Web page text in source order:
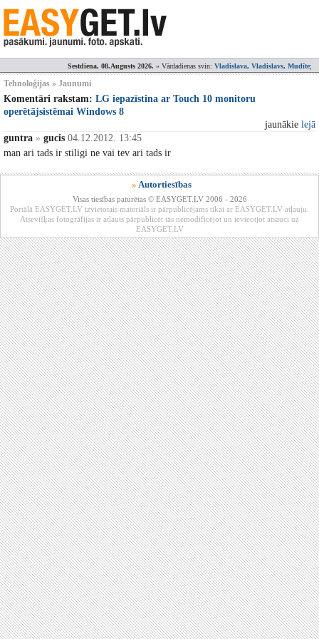
Sestdiena, 08.Augusts 2026. » Vārdadienas svin: Vladislava, Vladislavs, Mudīte;
Tehnoloģijas » Jaunumi
Komentāri rakstam: LG iepazīstina ar Touch 10 monitoru
operētājsistēmai Windows 8
jaunākie lejā
guntra » gucis 04.12.2012. 13:45
man ari tads ir stiligi ne vai tev ari tads ir
» Autortiesības
Visas tiesības paturētas © EASYGET.LV 2006 - 2026
Portālā EASYGET.LV izvietotais materiāls ir pārpublicējams tikai ar EASYGET.LV atļauju.
Atsevišķas fotogrāfijas ir atļauts pārpublicēt tās nemodificējot un ievieotjot atsauci uz
EASYGET.LV